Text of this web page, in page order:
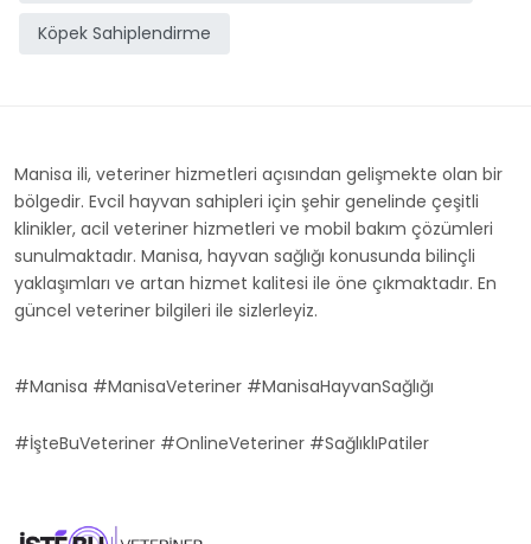
Köpek Sahiplendirme
Manisa ili, veteriner hizmetleri açısından gelişmekte olan bir
bölgedir. Evcil hayvan sahipleri için şehir genelinde çeşitli
klinikler, acil veteriner hizmetleri ve mobil bakım çözümleri
sunulmaktadır. Manisa, hayvan sağlığı konusunda bilinçli
yaklaşımları ve artan hizmet kalitesi ile öne çıkmaktadır. En
güncel veteriner bilgileri ile sizlerleyiz.
#Manisa #ManisaVeteriner #ManisaHayvanSağlığı
#İşteBuVeteriner #OnlineVeteriner #SağlıklıPatiler